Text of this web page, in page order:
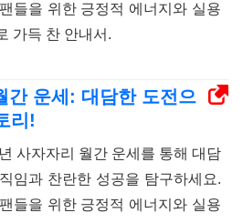
들을 위한 긍정적 에너지와 실용
가득 찬 안내서.
간 운세: 대담한 도전으
리!
사자자리 월간 운세를 통해 대담
임과 찬란한 성공을 탐구하세요.
들을 위한 긍정적 에너지와 실용